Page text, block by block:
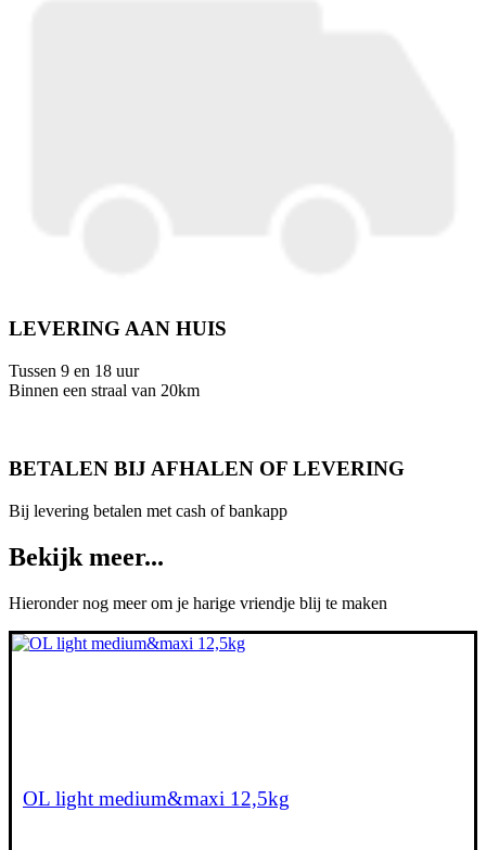
LEVERING AAN HUIS
Tussen 9 en 18 uur
Binnen een straal van 20km
BETALEN BIJ AFHALEN OF LEVERING
Bij levering betalen met cash of bankapp
Bekijk meer...
Hieronder nog meer om je harige vriendje blij te maken
OL light medium&maxi 12,5kg